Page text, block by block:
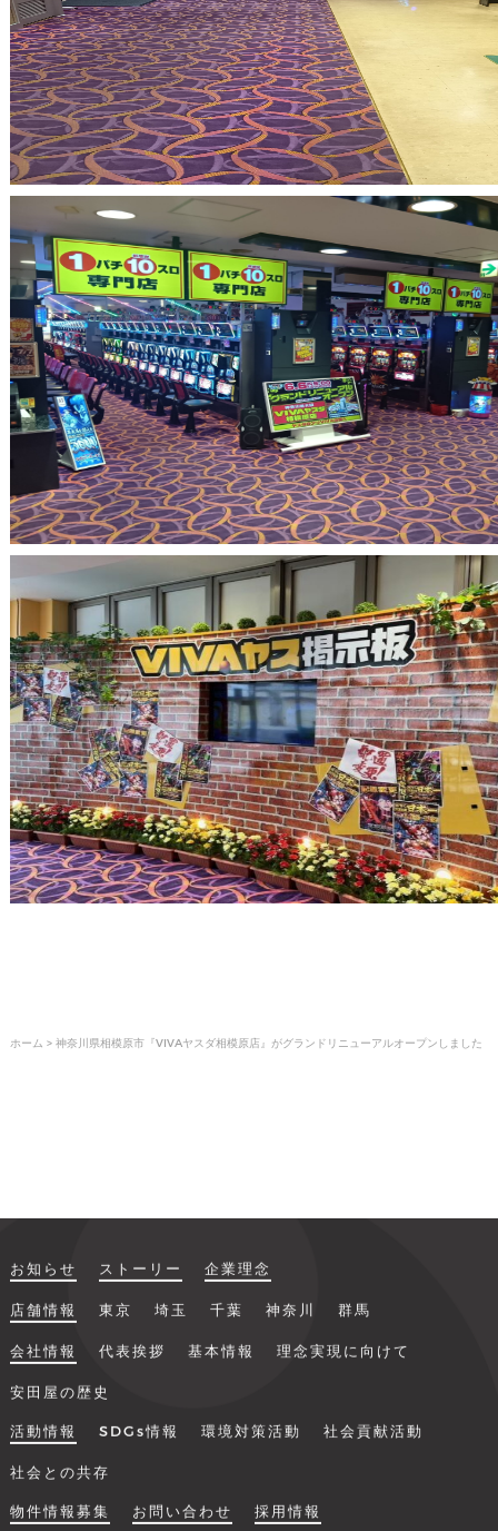
ホーム > 神奈川県相模原市『VIVAヤスダ相模原店』がグランドリニューアルオープンしました
お知らせ ストーリー 企業理念
店舗情報 東京 埼玉 千葉 神奈川 群馬
会社情報 代表挨拶 基本情報 理念実現に向けて
安田屋の歴史
活動情報 SDGs情報 環境対策活動 社会貢献活動
社会との共存
物件情報募集 お問い合わせ 採用情報